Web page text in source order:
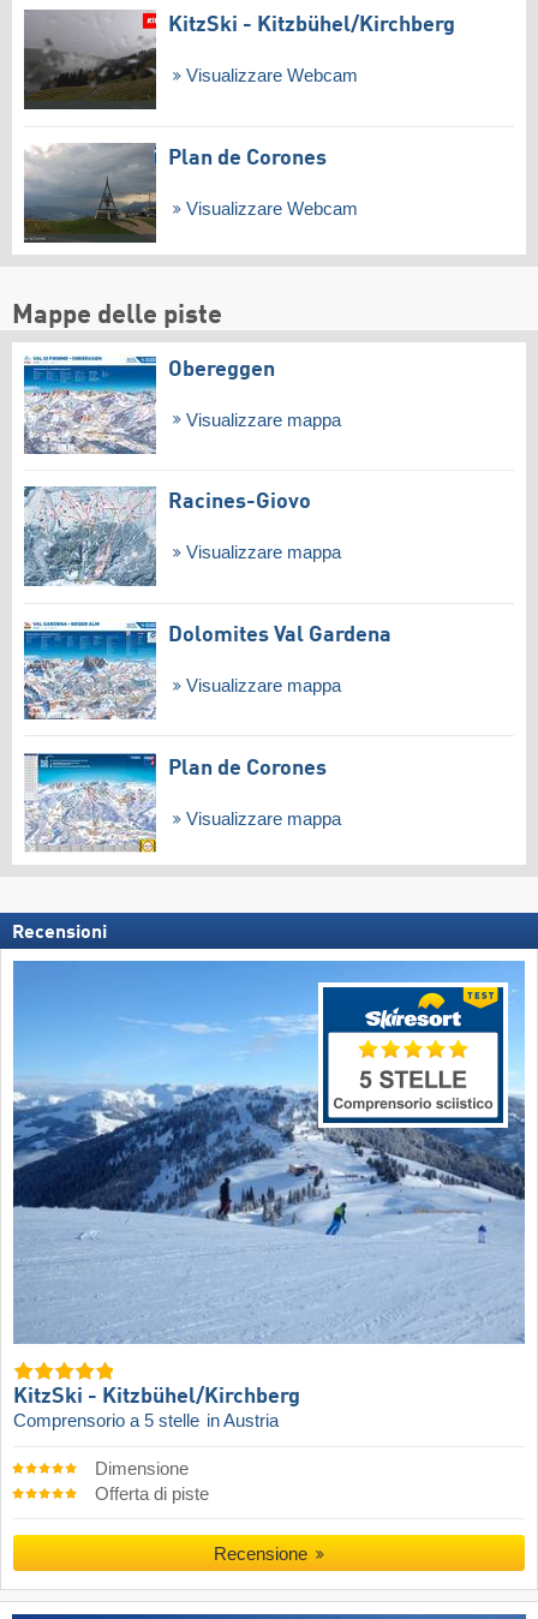
KitzSki - Kitzbühel/​Kirchberg
Visualizzare Webcam
Plan de Corones
Visualizzare Webcam
Mappe delle piste
Obereggen
Visualizzare mappa
Racines-Giovo
Visualizzare mappa
Dolomites Val Gardena
Visualizzare mappa
Plan de Corones
Visualizzare mappa
Recensioni
KitzSki - Kitzbühel/​Kirchberg
Comprensorio a 5 stelle in Austria
Dimensione
Offerta di piste
Recensione